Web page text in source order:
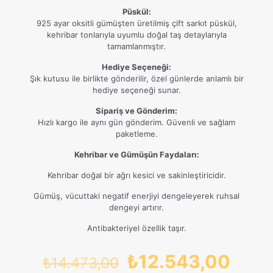
Püskül:
925 ayar oksitli gümüşten üretilmiş çift sarkıt püskül,
kehribar tonlarıyla uyumlu doğal taş detaylarıyla
tamamlanmıştır.
Hediye Seçeneği:
Şık kutusu ile birlikte gönderilir, özel günlerde anlamlı bir
hediye seçeneği sunar.
Sipariş ve Gönderim:
Hızlı kargo ile aynı gün gönderim. Güvenli ve sağlam
paketleme.
Kehribar ve Gümüşün Faydaları:
Kehribar doğal bir ağrı kesici ve sakinleştiricidir.
Gümüş, vücuttaki negatif enerjiyi dengeleyerek ruhsal
dengeyi artırır.
Antibakteriyel özellik taşır.
₺14.473,00 Orijinal
₺12.543,00